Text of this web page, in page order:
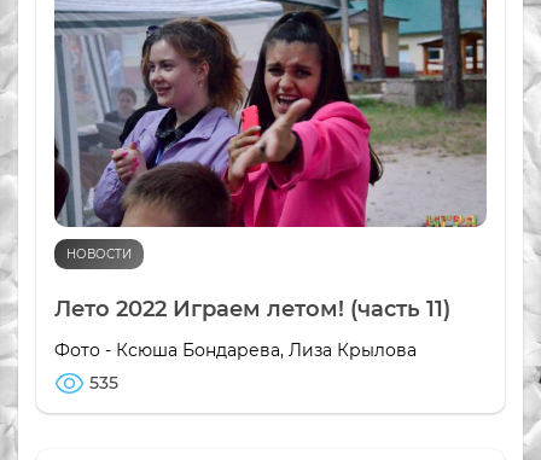
НОВОСТИ
Лето 2022 Играем летом! (часть 11)
Фото - Ксюша Бондарева, Лиза Крылова
535